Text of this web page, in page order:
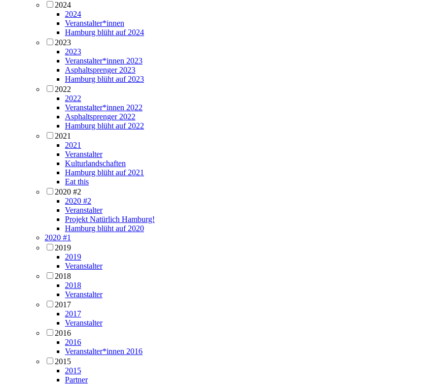
2024
2024
Veranstalter*innen
Hamburg blüht auf 2024
2023
2023
Veranstalter*innen 2023
Asphaltsprenger 2023
Hamburg blüht auf 2023
2022
2022
Veranstalter*innen 2022
Asphaltsprenger 2022
Hamburg blüht auf 2022
2021
2021
Veranstalter
Kulturlandschaften
Hamburg blüht auf 2021
Eat this
2020 #2
2020 #2
Veranstalter
Projekt Natürlich Hamburg!
Hamburg blüht auf 2020
2020 #1
2019
2019
Veranstalter
2018
2018
Veranstalter
2017
2017
Veranstalter
2016
2016
Veranstalter*innen 2016
2015
2015
Partner